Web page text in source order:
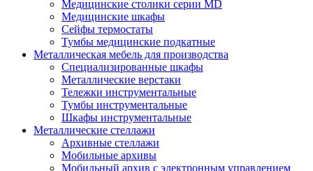
Медицинские столики серии MD
Медицинские шкафы
Сейфы термостаты
Тумбы медицинские подкатные
Металлическая мебель для производства
Cпециализированные шкафы
Металлические верстаки
Тележки инструментальные
Тумбы инструментальные
Шкафы инструментальные
Металлические стеллажи
Архивные стеллажи
Мобильные архивы
Мобильный архив с электронным управлением